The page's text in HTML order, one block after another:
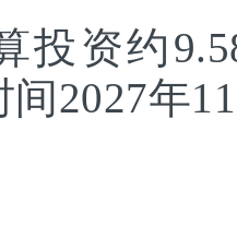
资约9.58
间2027年